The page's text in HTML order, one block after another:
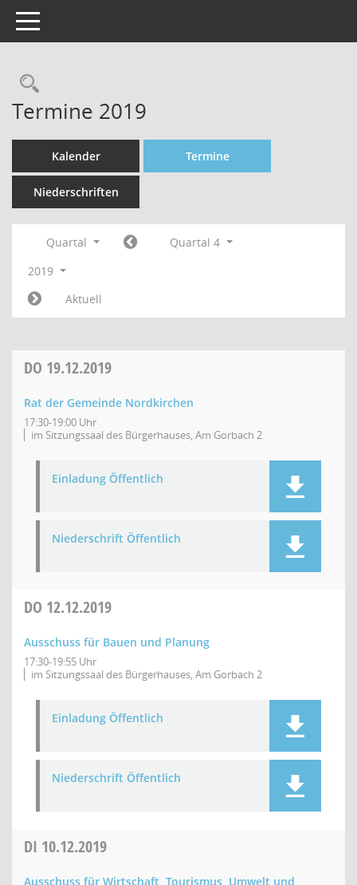
Toggle navigation
Rechercheauswahl
Termine 2019
Kalender Termine
Niederschriften
Quartal
Quartal 4
2019
Aktuell
DO 19.12.2019
Rat der Gemeinde Nordkirchen
17:30-19:00 Uhr
im Sitzungssaal des Bürgerhauses, Am Gorbach 2
Einladung Öffentlich
Niederschrift Öffentlich
DO 12.12.2019
Ausschuss für Bauen und Planung
17:30-19:55 Uhr
im Sitzungssaal des Bürgerhauses, Am Gorbach 2
Einladung Öffentlich
Niederschrift Öffentlich
DI 10.12.2019
Ausschuss für Wirtschaft, Tourismus, Umwelt und